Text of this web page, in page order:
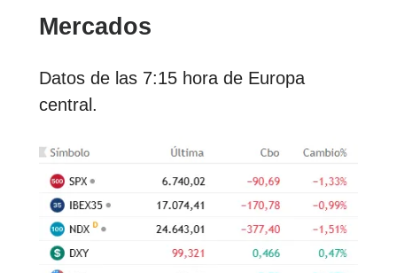
Mercados
Datos de las 7:15 hora de Europa
central.